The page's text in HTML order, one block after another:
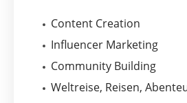
Content Creation
Influencer Marketing
Community Building
Weltreise, Reisen,